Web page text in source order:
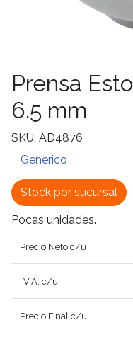
Prensa
6.5 mm
SKU: AD4876
Generico
Stock por sucursal
Pocas unidades.
Precio Neto c/u
I.V.A. c/u
Precio Final c/u